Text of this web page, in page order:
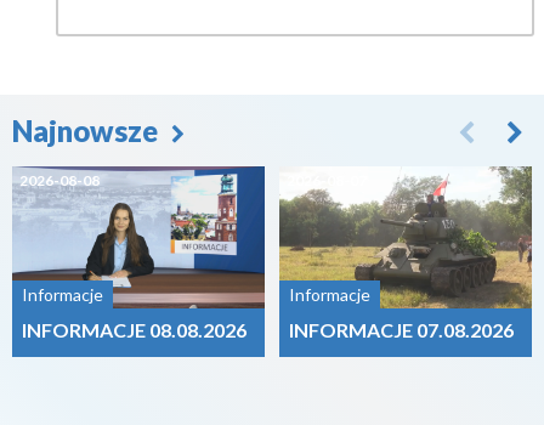
Najnowsze
2026-08-08
Informacje
INFORMACJE 08.08.2026
Informacje
INFORMACJE 07.08.2026